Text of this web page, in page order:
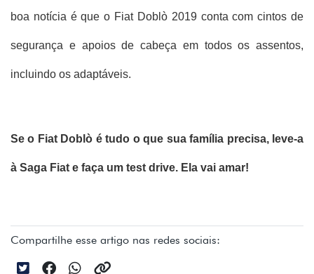
boa notícia é que o Fiat Doblò 2019 conta com cintos de
segurança e apoios de cabeça em todos os assentos,
incluindo os adaptáveis.
Se o Fiat Doblò é tudo o que sua família precisa, leve-a
à Saga Fiat e faça um test drive. Ela vai amar!
Compartilhe esse artigo nas redes sociais: